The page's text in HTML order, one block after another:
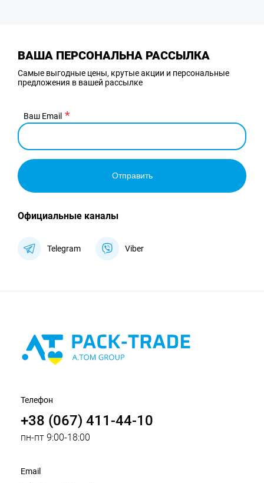
ВАША ПЕРСОНАЛЬНА РАССЫЛКА
Самые выгодные цены, крутые акции и персональные
предложения в вашей рассылке
Ваш Email
Отправить
Официальные каналы
Telegram Viber
Телефон
+38 (067) 411-44-10
пн-пт 9:00-18:00
Email